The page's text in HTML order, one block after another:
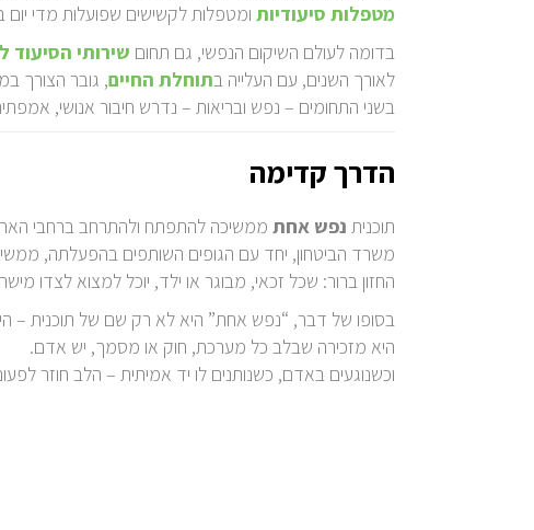
מטפלות סיעודיות ומטפלות לקשישים שפועלות מדי יום
בדומה לעולם השיקום הנפשי, גם תחום שירותי הסיעוד
לאורך השנים, עם העלייה בתוחלת החיים, גובר הצורך
בשני התחומים – נפש ובריאות – נדרש חיבור אנושי,
הדרך קדימה
תוכנית נפש אחת ממשיכה להתפתח ולהתרחב ברחבי
משרד הביטחון, יחד עם הגופים השותפים בהפעלתה,
החזון ברור: שכל זכאי, מבוגר או ילד, יוכל למצוא לצדו
בסופו של דבר, “נפש אחת” היא לא רק שם של תוכנית –
היא מזכירה שבלב כל מערכת, חוק או מסמך, יש אדם.
וכשנוגעים באדם, כשנותנים לו יד אמיתית – הלב חוזר